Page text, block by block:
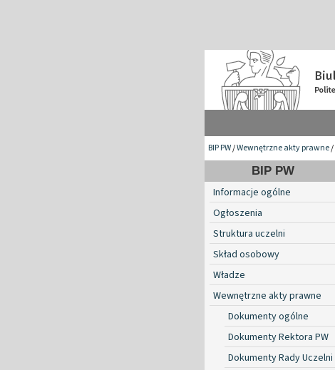
BIP PW/Wewnętrzne akty prawne/
BIP PW
Informacje ogólne
Ogłoszenia
Struktura uczelni
Skład osobowy
Władze
Wewnętrzne akty prawne
Dokumenty ogólne
Dokumenty Rektora PW
Dokumenty Rady Uczelni